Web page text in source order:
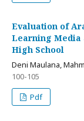
Evaluation of
Learning Media
High School
Deni Maulana,
100-105
Pdf